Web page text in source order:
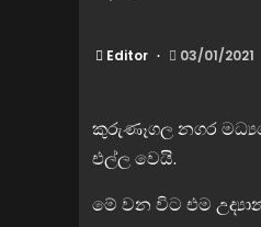
Editor 03/01/2021
කුරුණෑගල නගර
එල්ල වෙයි.
මේ වන විට එම